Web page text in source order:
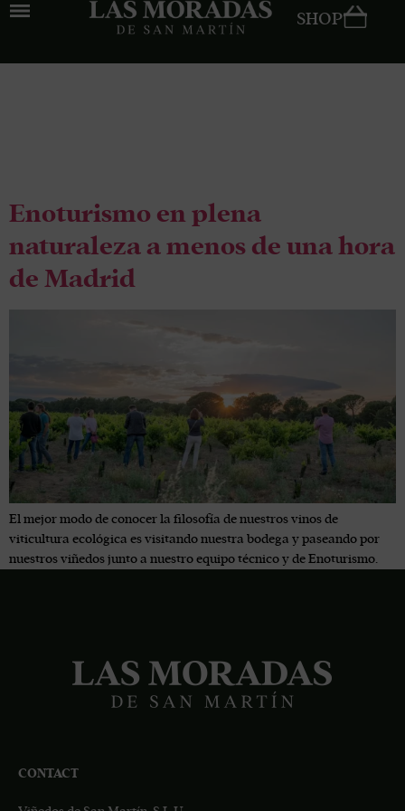
SHOP
Enoturismo en plena
naturaleza a menos de una hora
de Madrid
El mejor modo de conocer la filosofía de nuestros vinos de
viticultura ecológica es visitando nuestra bodega y paseando por
nuestros viñedos junto a nuestro equipo técnico y de Enoturismo.
CONTACT